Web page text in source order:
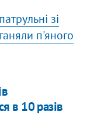
патрульні зі
п'яного
в 10 разів